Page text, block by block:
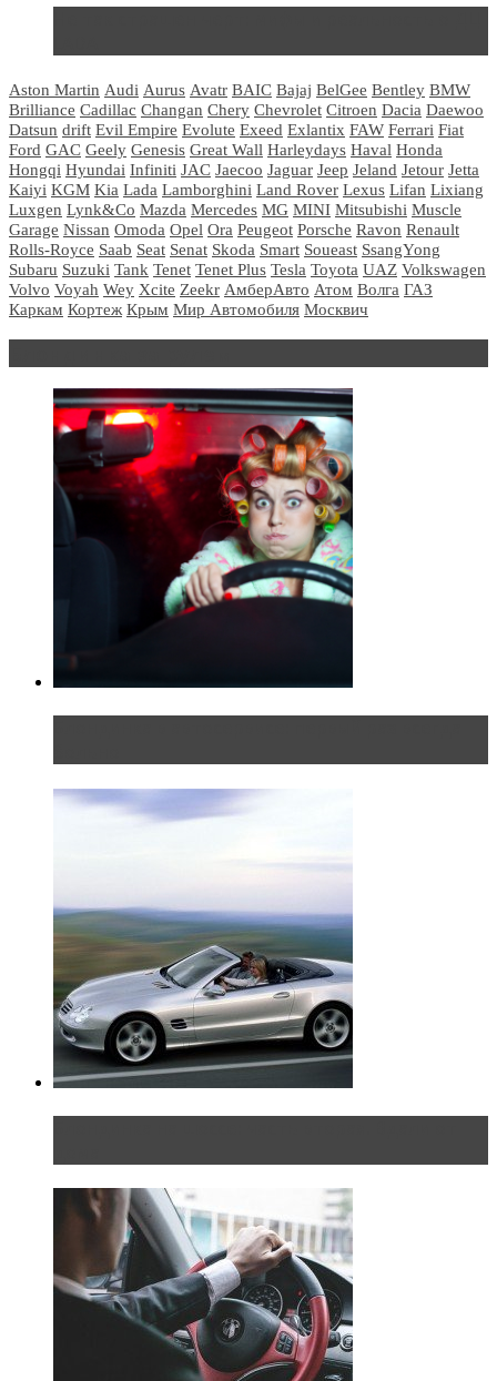
Aston Martin Audi Aurus Avatr BAIC Bajaj BelGee Bentley BMW
Brilliance Cadillac Changan Chery Chevrolet Citroen Dacia Daewoo
Datsun drift Evil Empire Evolute Exeed Exlantix FAW Ferrari Fiat
Ford GAC Geely Genesis Great Wall Harleydays Haval Honda
Hongqi Hyundai Infiniti JAC Jaecoo Jaguar Jeep Jeland Jetour Jetta
Kaiyi KGM Kia Lada Lamborghini Land Rover Lexus Lifan Lixiang
Luxgen Lynk&Co Mazda Mercedes MG MINI Mitsubishi Muscle
Garage Nissan Omoda Opel Ora Peugeot Porsche Ravon Renault
Rolls-Royce Saab Seat Senat Skoda Smart Soueast SsangYong
Subaru Suzuki Tank Tenet Tenet Plus Tesla Toyota UAZ Volkswagen
Volvo Voyah Wey Xcite Zeekr АмберАвто Атом Волга ГАЗ
Каркам Кортеж Крым Мир Автомобиля Москвич